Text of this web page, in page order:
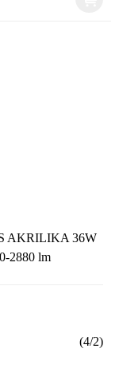
AKRILIKA 36W
2880 lm
(4/2)